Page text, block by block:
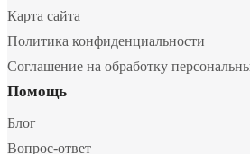
Карта сайта
Политика конфиденциальности
Соглашение на обработку
Помощь
Блог
Вопрос-ответ